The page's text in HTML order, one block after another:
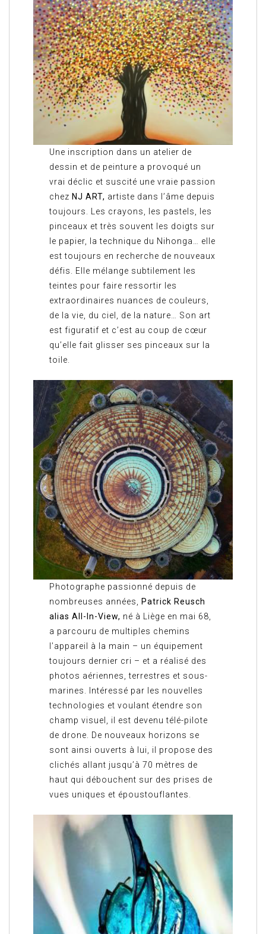
Une inscription dans un atelier de
dessin et de peinture a provoqué un
vrai déclic et suscité une vraie passion
chez NJ ART, artiste dans l’âme depuis
toujours. Les crayons, les pastels, les
pinceaux et très souvent les doigts sur
le papier, la technique du Nihonga… elle
est toujours en recherche de nouveaux
défis. Elle mélange subtilement les
teintes pour faire ressortir les
extraordinaires nuances de couleurs,
de la vie, du ciel, de la nature… Son art
est figuratif et c’est au coup de cœur
qu’elle fait glisser ses pinceaux sur la
toile.
Photographe passionné depuis de
nombreuses années, Patrick Reusch
alias All-In-View, né à Liège en mai 68,
a parcouru de multiples chemins
l’appareil à la main – un équipement
toujours dernier cri – et a réalisé des
photos aériennes, terrestres et sous-
marines. Intéressé par les nouvelles
technologies et voulant étendre son
champ visuel, il est devenu télé-pilote
de drone. De nouveaux horizons se
sont ainsi ouverts à lui, il propose des
clichés allant jusqu’à 70 mètres de
haut qui débouchent sur des prises de
vues uniques et époustouflantes.